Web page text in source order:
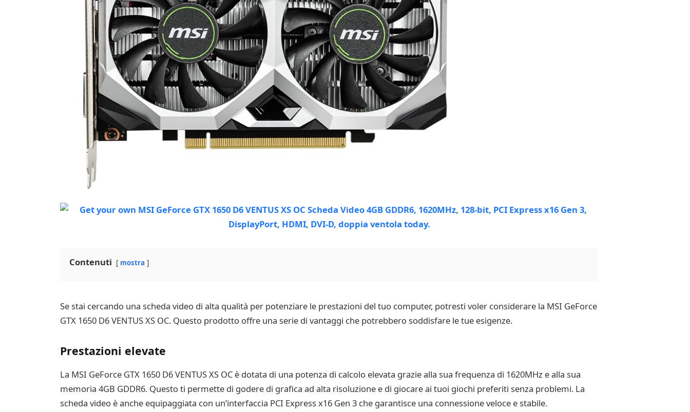
Contenuti mostra
Se stai cercando una scheda video di alta qualità per potenziare le prestazioni del tuo computer, potresti voler considerare la MSI GeForce
GTX 1650 D6 VENTUS XS OC. Questo prodotto offre una serie di vantaggi che potrebbero soddisfare le tue esigenze.
Prestazioni elevate
La MSI GeForce GTX 1650 D6 VENTUS XS OC è dotata di una potenza di calcolo elevata grazie alla sua frequenza di 1620MHz e alla sua
memoria 4GB GDDR6. Questo ti permette di godere di grafica ad alta risoluzione e di giocare ai tuoi giochi preferiti senza problemi. La
scheda video è anche equipaggiata con un’interfaccia PCI Express x16 Gen 3 che garantisce una connessione veloce e stabile.